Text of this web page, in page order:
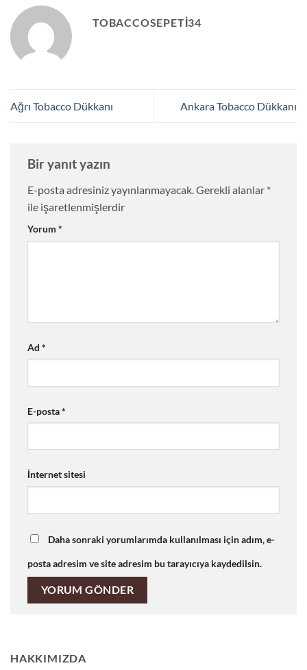
TOBACCOSEPETI34
Ağrı Tobacco Dükkanı Ankara Tobacco Dükkanı
Bir yanıt yazın
E-posta adresiniz yayınlanmayacak.Gerekli alanlar *
ile işaretlenmişlerdir
Yorum *
Ad *
E-posta*
İnternet sitesi
Daha sonraki yorumlarımda kullanılması için adım, e-
posta adresim ve site adresim bu tarayıcıya kaydedilsin.
HAKKIMIZDA